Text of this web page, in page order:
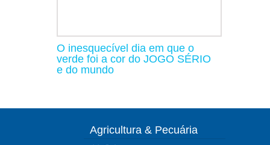
O inesquecível dia em que o
verde foi a cor do JOGO SÉRIO
e do mundo
Agricultura & Pecuária